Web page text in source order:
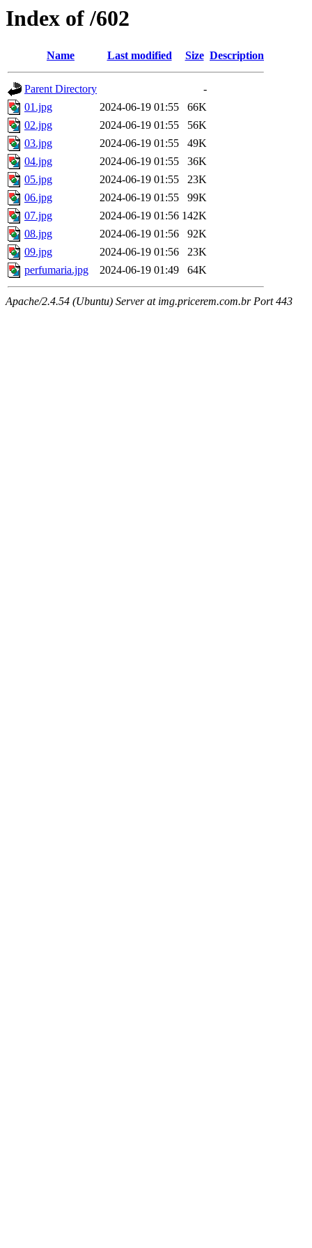
Index of /602
Name Last modified Size Description
Parent Directory
-
01.jpg
2024-06-19 01:55
66K
02.jpg
2024-06-19 01:55
56K
03.jpg
2024-06-19 01:55
49K
04.jpg
2024-06-19 01:55
36K
05.jpg
2024-06-19 01:55
23K
06.jpg
2024-06-19 01:55
99K
07.jpg
2024-06-19 01:56 142K
08.jpg
2024-06-19 01:56
92K
09.jpg
2024-06-19 01:56
23K
perfumaria.jpg
2024-06-19 01:49 64K
Apache/2.4.54 (Ubuntu) Server at img.pricerem.com.br Port 443